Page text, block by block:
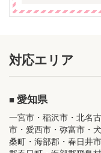
対応エリア
愛知県
一宮市・稲沢市・北名
市・愛西市・弥富市・
桑町・海部郡・春日井